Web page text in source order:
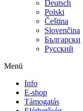
Deutsch
Polski
Čeština
Slovenčina
Български
Русский
Menü
Info
E-shop
Támogatás